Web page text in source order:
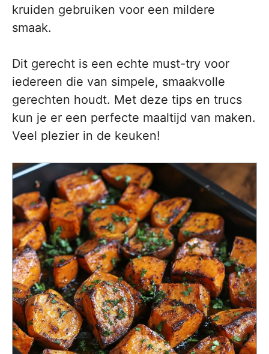
kruiden gebruiken voor een mildere
smaak.
Dit gerecht is een echte must-try voor
iedereen die van simpele, smaakvolle
gerechten houdt. Met deze tips en trucs
kun je er een perfecte maaltijd van maken.
Veel plezier in de keuken!